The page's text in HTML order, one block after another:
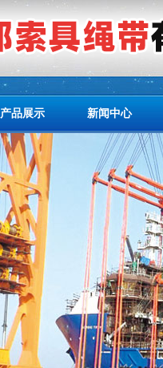
产品展示 新闻中心